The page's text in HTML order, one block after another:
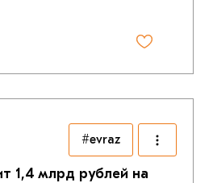
1,4 млрд рублей на
#evraz